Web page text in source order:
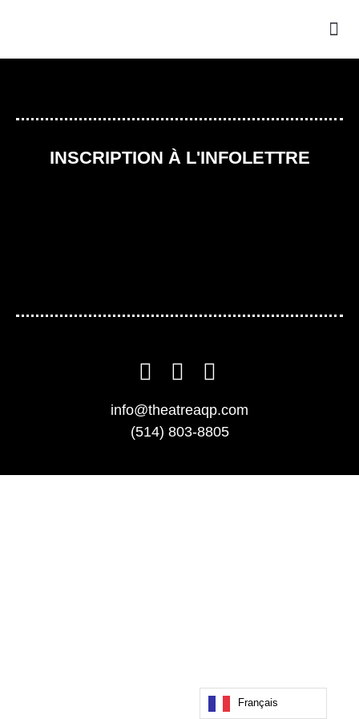
INSCRIPTION À L'INFOLETTRE
info@theatreaqp.com
(514) 803-8805
Français